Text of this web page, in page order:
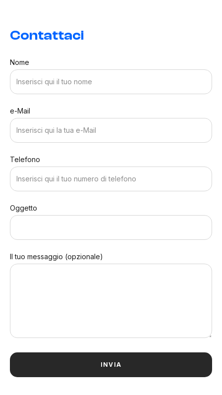
Contattaci
Nome
e-Mail
Telefono
Oggetto
Il tuo messaggio (opzionale)